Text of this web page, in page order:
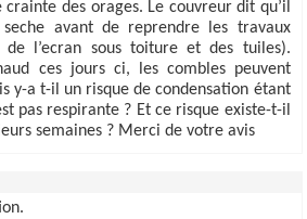
des orages. Le couvreur dit qu’il
avant de reprendre les travaux
de l’ecran sous toiture et des tuiles).
ces jours ci, les combles peuvent
y-a t-il un risque de condensation étant
pas respirante ? Et ce risque existe-t-il
semaines ? Merci de votre avis